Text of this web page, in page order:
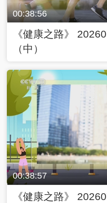
00:38:56
《健康之路》
（中）
00:38:57
《健康之路》